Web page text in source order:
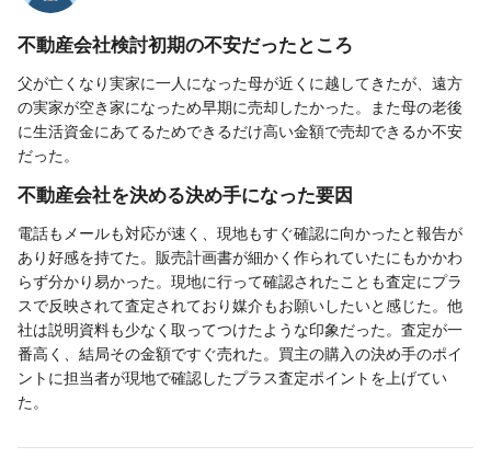
不動産会社検討初期の不安だったところ
父が亡くなり実家に一人になった母が近くに越してきたが、遠方
の実家が空き家になっため早期に売却したかった。また母の老後
に生活資金にあてるためできるだけ高い金額で売却できるか不安
だった。
不動産会社を決める決め手になった要因
電話もメールも対応が速く、現地もすぐ確認に向かったと報告が
あり好感を持てた。販売計画書が細かく作られていたにもかかわ
らず分かり易かった。現地に行って確認されたことも査定にプラ
スで反映されて査定されており媒介もお願いしたいと感じた。他
社は説明資料も少なく取ってつけたような印象だった。査定が一
番高く、結局その金額ですぐ売れた。買主の購入の決め手のポイ
ントに担当者が現地で確認したプラス査定ポイントを上げてい
た。